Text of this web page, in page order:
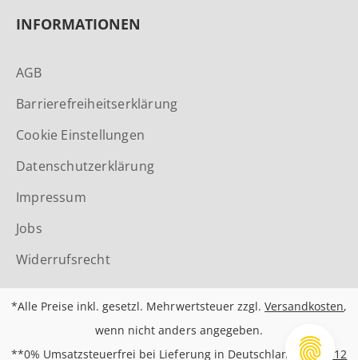
INFORMATIONEN
AGB
Barrierefreiheitserklärung
Cookie Einstellungen
Datenschutzerklärung
Impressum
Jobs
Widerrufsrecht
*Alle Preise inkl. gesetzl. Mehrwertsteuer zzgl.Versandkosten,
wenn nicht anders angegeben.
**0% Umsatzsteuerfrei bei Lieferung in Deutschland nach
§12